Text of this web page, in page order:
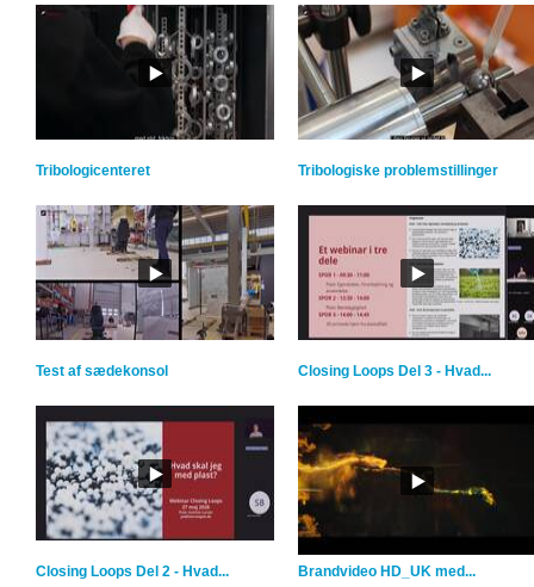
Tribologicenteret Tribologiske problemstillinger
Test af sædekonsol Closing Loops Del 3 - Hvad...
Closing Loops Del 2 - Hvad... Brandvideo HD_UK med...